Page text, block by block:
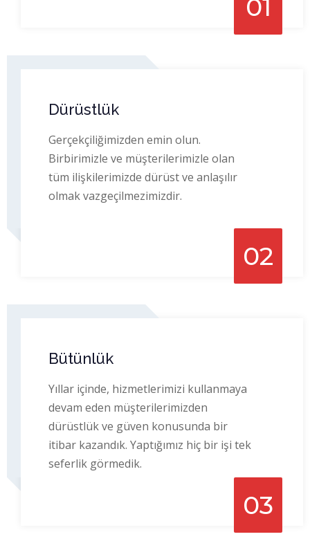
01
Dürüstlük
Gerçekçiliğimizden emin olun.
Birbirimizle ve müşterilerimizle olan
tüm ilişkilerimizde dürüst ve anlaşılır
olmak vazgeçilmezimizdir.
02
Bütünlük
Yıllar içinde, hizmetlerimizi kullanmaya
devam eden müşterilerimizden
dürüstlük ve güven konusunda bir
itibar kazandık. Yaptığımız hiç bir işi tek
seferlik görmedik.
03